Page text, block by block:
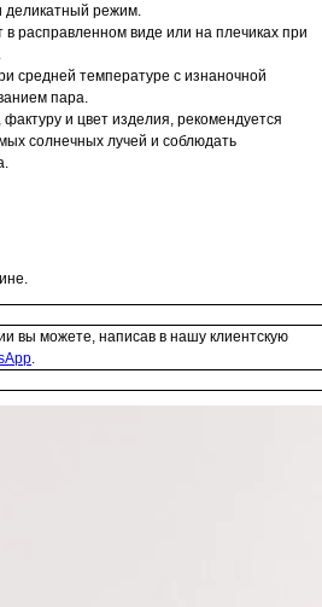
режим.
расправленном виде или на плечиках при
средней температуре с изнаночной
пара.
и цвет изделия, рекомендуется
солнечных лучей и соблюдать
вы можете, написав в нашу клиентскую